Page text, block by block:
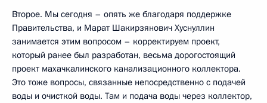
Второе. Мы сегодня – опять же благодаря поддержке
Правительства, и Марат Шакирзянович Хуснуллин
занимается этим вопросом – корректируем проект,
который ранее был разработан, весьма дорогостоящий
проект махачкалинского канализационного коллектора.
Это тоже вопросы, связанные непосредственно с подачей
воды и очисткой воды. Там и подача воды через коллектор,